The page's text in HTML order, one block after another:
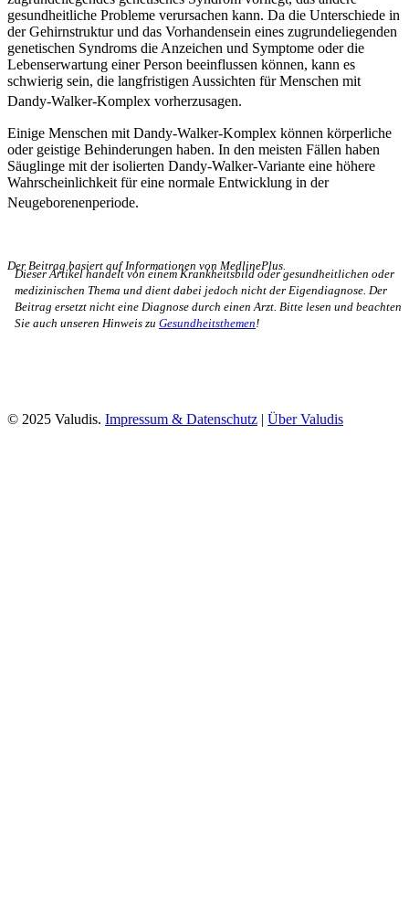
gesundheitliche Probleme verursachen kann. Da die Unterschiede in
der Gehirnstruktur und das Vorhandensein eines zugrundeliegenden
genetischen Syndroms die Anzeichen und Symptome oder die
Lebenserwartung einer Person beeinflussen können, kann es
schwierig sein, die langfristigen Aussichten für Menschen mit
Dandy-Walker-Komplex vorherzusagen.
Einige Menschen mit Dandy-Walker-Komplex können körperliche
oder geistige Behinderungen haben. In den meisten Fällen haben
Säuglinge mit der isolierten Dandy-Walker-Variante eine höhere
Wahrscheinlichkeit für eine normale Entwicklung in der
Neugeborenenperiode.
Der Beitrag basiert auf Informationen von MedlinePlus.
Dieser Artikel handelt von einem Krankheitsbild oder gesundheitlichen oder
medizinischen Thema und dient dabei jedoch nicht der Eigendiagnose. Der
Beitrag ersetzt nicht eine Diagnose durch einen Arzt. Bitte lesen und beachten
Sie auch unseren Hinweis zu Gesundheitsthemen!
© 2025 Valudis. Impressum & Datenschutz | Über Valudis